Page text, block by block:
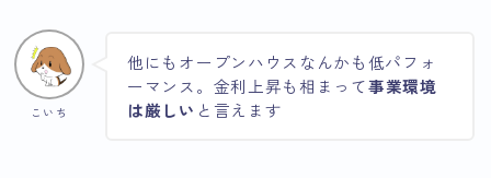
こいち
他にもオープンハウスなんかも低パフォ
ーマンス。金利上昇も相まって事業環境
は厳しい と言えます